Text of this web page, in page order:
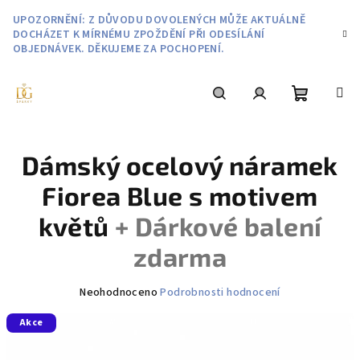
obsah
UPOZORNĚNÍ: Z DŮVODU DOVOLENÝCH MŮŽE AKTUÁLNĚ
DOCHÁZET K MÍRNÉMU ZPOŽDĚNÍ PŘI ODESÍLÁNÍ
OBJEDNÁVEK. DĚKUJEME ZA POCHOPENÍ.
košík
Dámský ocelový náramek
Fiorea Blue s motivem
květů + Dárkové balení
zdarma
Průměrné
Neohodnoceno Podrobnosti hodnocení
Akce